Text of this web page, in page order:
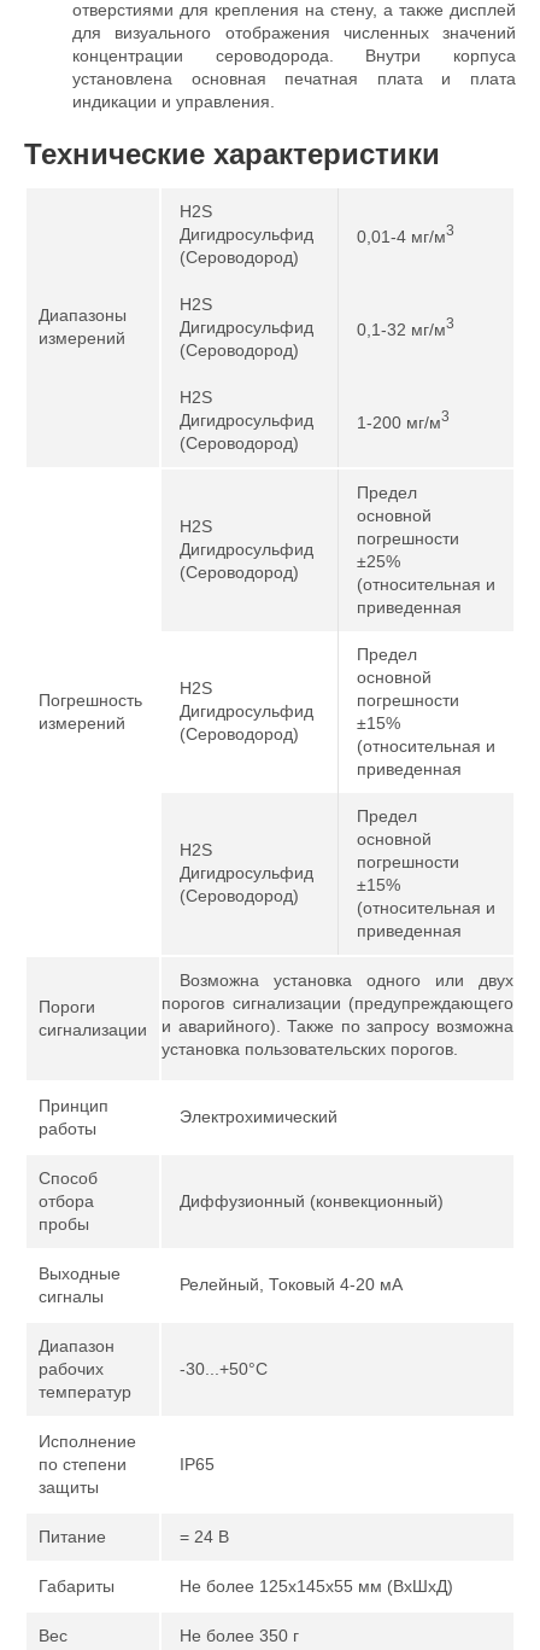
отверстиями для крепления на стену, а также дисплей
для визуального отображения численных значений
концентрации сероводорода. Внутри корпуса
установлена основная печатная плата и плата
индикации и управления.
Технические характеристики
Диапазоны
измерений
H2S
Дигидросульфид
(Сероводород)
0,01-4 мг/м3
H2S
Дигидросульфид
(Сероводород)
0,1-32 мг/м3
H2S
Дигидросульфид
(Сероводород)
1-200 мг/м3
Погрешность
измерений
H2S
Дигидросульфид
(Сероводород)
Предел
основной
погрешности
±25%
(относительная и
приведенная
H2S
Дигидросульфид
(Сероводород)
Предел
основной
погрешности
±15%
(относительная и
приведенная
H2S
Дигидросульфид
(Сероводород)
Предел
основной
погрешности
±15%
(относительная и
приведенная
Пороги
сигнализации
Возможна установка одного или двух
порогов сигнализации (предупреждающего
и аварийного). Также по запросу возможна
установка пользовательских порогов.
Принцип
работы
Электрохимический
Способ
отбора
пробы
Диффузионный (конвекционный)
Выходные
сигналы
Релейный, Токовый 4-20 мА
Диапазон
рабочих
температур
-30...+50°С
Исполнение
по степени
защиты
IP65
Питание = 24 В
Габариты Не более 125х145х55 мм (ВхШхД)
Вес Не более 350 г